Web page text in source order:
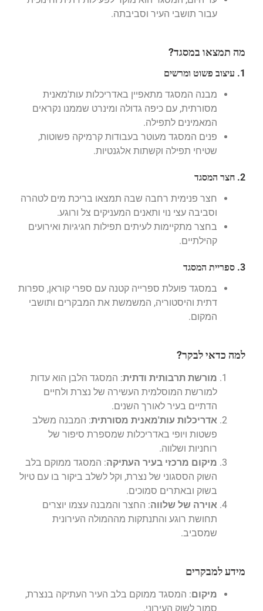
עבור תושבי העיר וסביבתה.
מה תמצאו במסגד?
1. עיצוב פשוט ומרשים
מבנה המסגד מתאפיין באדריכלות עות'מאנית
מסורתית, עם כיפה גדולה ומינרט שממנו נקראים
המאמינים לתפילה.
פנים המסגד מעוטר בעבודות קרמיקה פשוטות,
שטיחי תפילה וקשתות אלגנטיות.
2. חצר המסגד
חצר פנימית רחבה שבה תמצאו בריכת מים לטהרה
וסביבה עצי נוי ותאנים המעניקים צל ורוגע.
בחצר מתקיימות לעיתים תפילות חגיגיות ואירועים
קהילתיים.
3. ספריית המסגד
במסגד פועלת ספרייה קטנה עם ספרי קוראן, ספרות
דתית והיסטוריה, המשמשת את המבקרים ותושבי
המקום.
למה כדאי לבקר?
מורשת תרבותית ודתית: המסגד הלבן הוא עדות
למורשת המוסלמית העשירה של נצרת ולחיים
הדתיים בעיר לאורך השנים.
אדריכלות עות'מאנית מסורתית: המבנה משלב
פשטות ויופי באדריכלות שמספרת סיפור של
רוחניות ושלווה.
מיקום מרכזי בעיר העתיקה: המסגד ממוקם בלב
השוק הססגוני של נצרת, וקל לשלב ביקור בו עם טיול
בשוק ובאתרים סמוכים.
אוירה של שלווה: החצר והמבנה עצמו יוצרים
תחושת רוגע והתנתקות מההמולה העירונית
שמסביב.
מידע למבקרים
מיקום: המסגד ממוקם בלב העיר העתיקה בנצרת,
סמוך לשוק העירוני.